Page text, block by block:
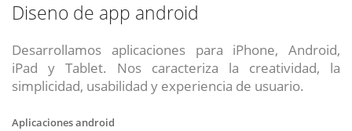
Diseno de app android
Desarrollamos aplicaciones para iPhone, Android,
iPad y Tablet. Nos caracteriza la creatividad, la
simplicidad, usabilidad y experiencia de usuario.
Aplicaciones android